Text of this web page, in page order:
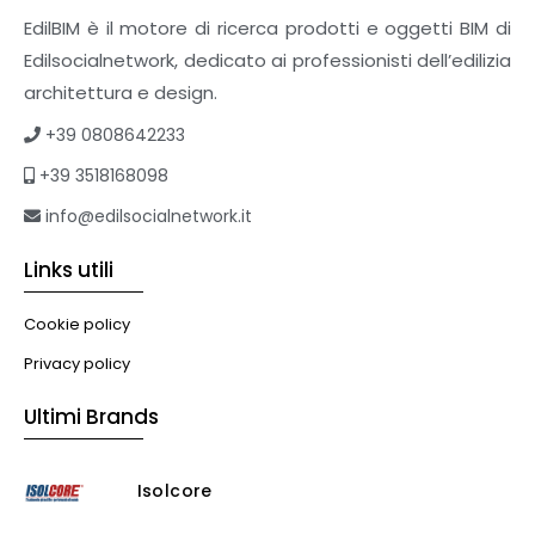
Sistemi giardini pensili
Supporti per esterni
Tetti verdi
eBook
Formazione professionale
Illuminazione
Murature
Risanamento E Restauro
EdilBIM è il motore di ricerca prodotti e oggetti BIM di
Edilsocialnetwork, dedicato ai professionisti dell’edilizia
architettura e design.
+39 0808642233
+39 3518168098
info@edilsocialnetwork.it
Links utili
Cookie policy
Privacy policy
Ultimi Brands
Isolcore